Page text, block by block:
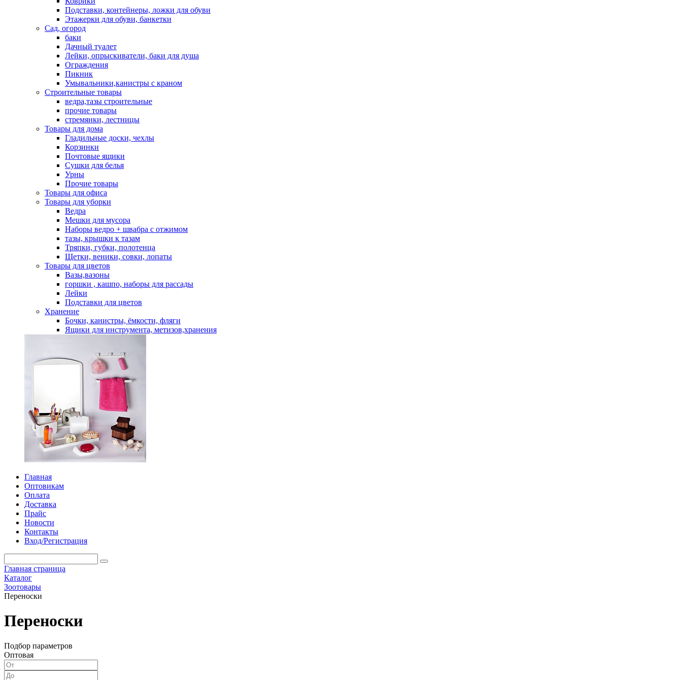
Подставки, контейнеры, ложки для обуви
Этажерки для обуви, банкетки
Сад, огород
баки
Дачный туалет
Лейки, опрыскиватели, баки для душа
Ограждения
Пикник
Умывальники,канистры с краном
Строительные товары
ведра,тазы строительные
прочие товары
стремянки, лестницы
Товары для дома
Гладильные доски, чехлы
Корзинки
Почтовые ящики
Сушки для белья
Урны
Прочие товары
Товары для офиса
Товары для уборки
Ведра
Мешки для мусора
Наборы ведро + швабра с отжимом
тазы, крышки к тазам
Тряпки, губки, полотенца
Щетки, веники, совки, лопаты
Товары для цветов
Вазы,вазоны
горшки , кашпо, наборы для рассады
Лейки
Подставки для цветов
Хранение
Бочки, канистры, ёмкости, фляги
Ящики для инструмента, метизов,хранения
Главная
Оптовикам
Оплата
Доставка
Прайс
Новости
Контакты
Вход/Регистрация
Главная страница
Каталог
Зоотовары
Переноски
Переноски
Подбор параметров
Оптовая